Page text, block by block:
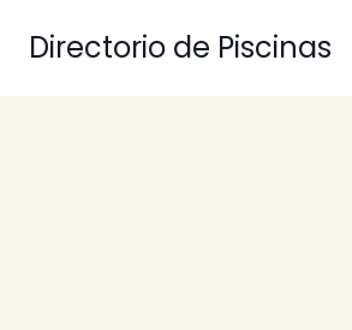
Directorio de Piscinas